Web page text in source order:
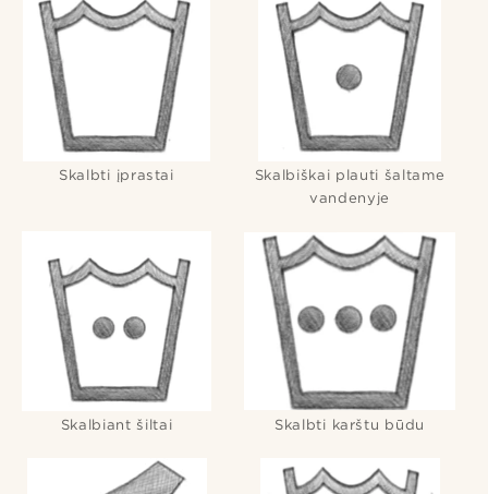
Skalbti įprastai
Skalbiškai plauti šaltame
vandenyje
Skalbiant šiltai Skalbti karštu būdu